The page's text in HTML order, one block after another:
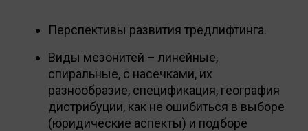
Перспективы развития тредлифтинга.
Виды мезонитей – линейные,
спиральные, с насечками, их
разнообразие, спецификация, география
дистрибуции, как не ошибиться в выборе
(юридические аспекты) и подборе